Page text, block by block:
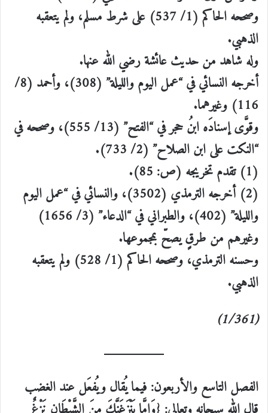
وصححه الحاكم (1/ 537) على شرط مسلم، ولم يتعقبه
الذهبي.
وله شاهد من حديث عائشة رضي الله عنها.
أخرجه النسائي في “عمل اليوم والليلة” (308)، وأحمد (8/
116) وغيرهما.
وقوَّى إسنادَه ابنُ حجر في “الفتح” (13/ 555)، وصححه في
“النكت على ابن الصلاح” (2/ 733).
(1) تقدم تخريجه (ص: 85).
(2) أخرجه الترمذي (3502)، والنسائي في “عمل اليوم
والليلة” (402)، والطبراني في “الدعاء” (3/ 1656)
وغيرهم من طرقٍ يصحّ بمجموعها.
وحسنه الترمذي، وصححه الحاكم (1/ 528) ولم يتعقبه
الذهبي.
(1/361)
الفصل التاسع والأربعون: فيما يُقال ويُفعَل عند الغضب